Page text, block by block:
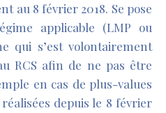
au 8 février 2018. Se pose
applicable (LMP ou
qui s’est volontairement
RCS afin de ne pas être
en cas de plus-values
depuis le 8 février